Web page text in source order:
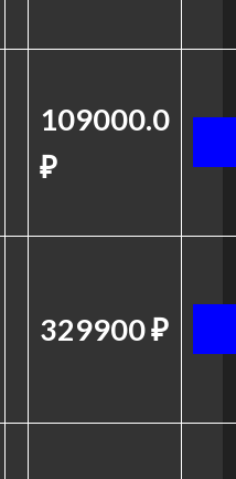
109000.0
₽
329900 ₽